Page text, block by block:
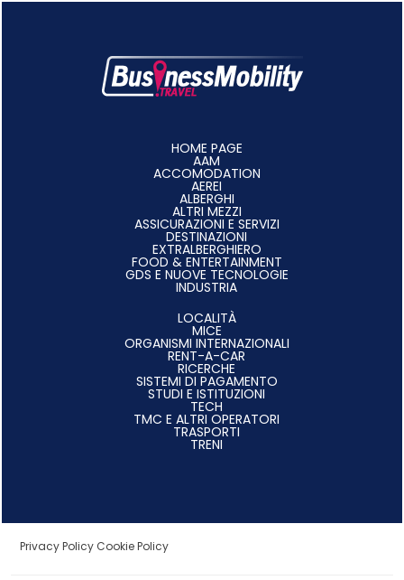
HOME PAGE
AAM
ACCOMODATION
AEREI
ALBERGHI
ALTRI MEZZI
ASSICURAZIONI E SERVIZI
DESTINAZIONI
EXTRALBERGHIERO
FOOD & ENTERTAINMENT
GDS E NUOVE TECNOLOGIE
INDUSTRIA
LOCALITÀ
MICE
ORGANISMI INTERNAZIONALI
RENT-A-CAR
RICERCHE
SISTEMI DI PAGAMENTO
STUDI E ISTITUZIONI
TECH
TMC E ALTRI OPERATORI
TRASPORTI
TRENI
Privacy Policy Cookie Policy